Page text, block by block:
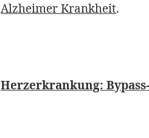
Alzheimer Krankheit.
Herzerkrankung: